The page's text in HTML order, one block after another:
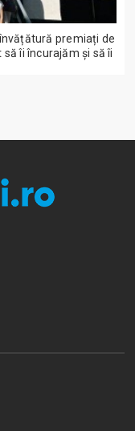
premiați de
îi încurajăm și să îi